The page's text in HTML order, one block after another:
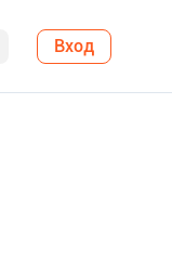
Вход